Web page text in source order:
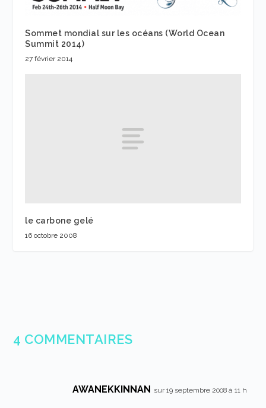
Sommet mondial sur les océans (World Ocean
Summit 2014)
27 février 2014
le carbone gelé
16 octobre 2008
4 COMMENTAIRES
AWANEKKINNAN sur 19 septembre 2008 à 11 h